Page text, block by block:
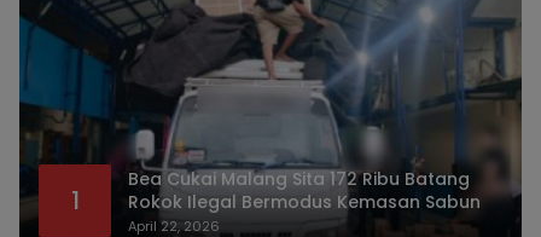
1
Bea Cukai Malang Sita 172 Ribu Batang
Rokok Ilegal Bermodus Kemasan Sabun
April 22, 2026